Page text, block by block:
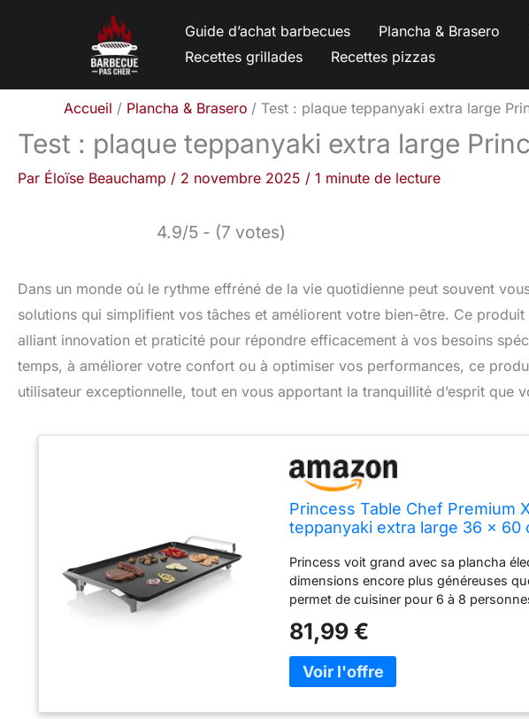
Guide d’achat barbecues Plancha & Brasero
Recettes grillades
Recettes pizzas
Accueil Plancha & Brasero Test : plaque teppanyaki extra large
Test : plaque teppanyaki extra large
Par Éloïse Beauchamp / 2 novembre 2025 / 1 minute de lecture
4.9/5 - (7 votes)
Dans un monde où le rythme effréné de la vie quotidienne peut souvent
solutions qui simplifient vos tâches et améliorent votre bien-être. Ce
alliant innovation et praticité pour répondre efficacement à vos besoins
temps, à améliorer votre confort ou à optimiser vos performances, ce
utilisateur exceptionnelle, tout en vous apportant la tranquillité d’esprit que
Princess Table Chef Premium
teppanyaki extra large 36 x 60
Princess voit grand avec sa plancha
dimensions encore plus généreuses
permet de cuisiner pour 6 à 8
revêtement antiadhésif pour un
pour éviter les rayures. Le thermostat
(longueur : 1,5 m) vous permet
résistance à double boucle maintient
cuisson homogène. Avec sa
81,99 €